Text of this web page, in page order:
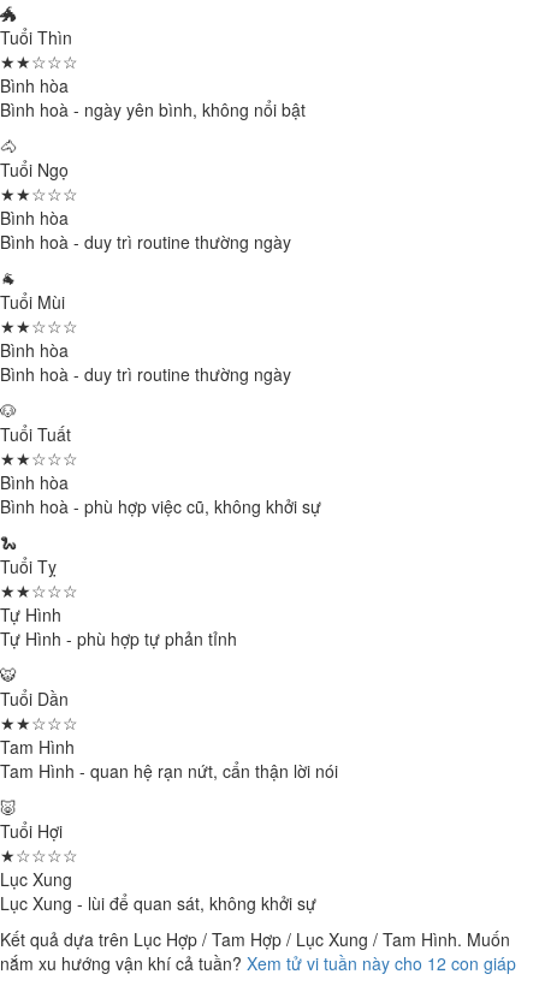
🐲
Tuổi Thìn
★★☆☆☆
Bình hòa
Bình hoà - ngày yên bình, không nổi bật
🐴
Tuổi Ngọ
★★☆☆☆
Bình hòa
Bình hoà - duy trì routine thường ngày
🐐
Tuổi Mùi
★★☆☆☆
Bình hòa
Bình hoà - duy trì routine thường ngày
🐶
Tuổi Tuất
★★☆☆☆
Bình hòa
Bình hoà - phù hợp việc cũ, không khởi sự
🐍
Tuổi Tỵ
★★☆☆☆
Tự Hình
Tự Hình - phù hợp tự phản tỉnh
🐯
Tuổi Dần
★★☆☆☆
Tam Hình
Tam Hình - quan hệ rạn nứt, cẩn thận lời nói
🐷
Tuổi Hợi
★☆☆☆☆
Lục Xung
Lục Xung - lùi để quan sát, không khởi sự
Kết quả dựa trên Lục Hợp / Tam Hợp / Lục Xung / Tam Hình. Muốn
nắm xu hướng vận khí cả tuần? Xem tử vi tuần này cho 12 con giáp